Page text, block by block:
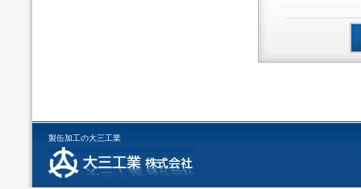
製缶加工の大三工業